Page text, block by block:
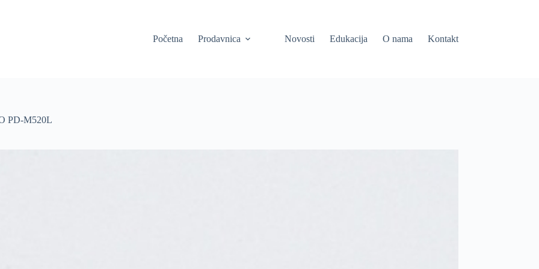
Početna
Prodavnica Novosti Edukacija O nama Kontakt
PD-M520L